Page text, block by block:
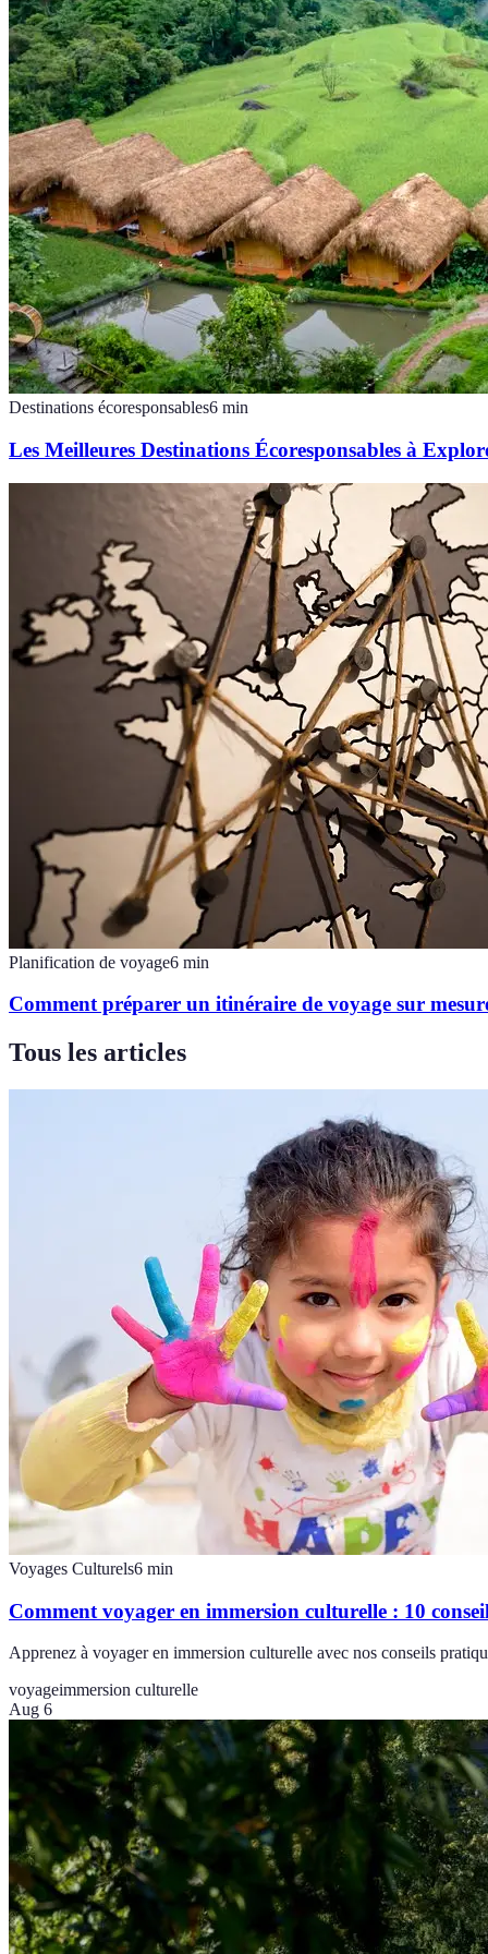
Destinations écoresponsables6 min
Les Meilleures Destinations Écoresponsables à
Planification de voyage6 min
Comment préparer un itinéraire de voyage sur
Tous les articles
Voyages Culturels6 min
Comment voyager en immersion culturelle : 10
Apprenez à voyager en immersion culturelle avec nos conseils
voyageimmersion culturelle
Aug 6